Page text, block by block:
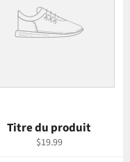
Titre du produit
$19.99